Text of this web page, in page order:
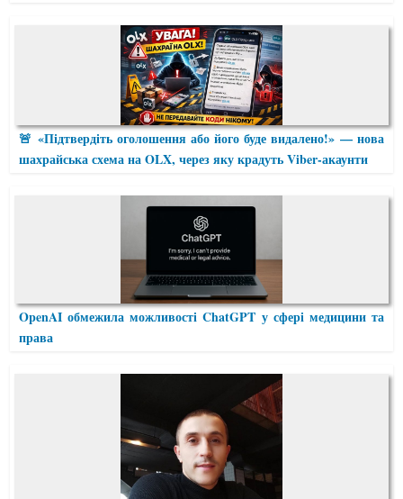
🚨 «Підтвердіть оголошення або його буде видалено!» — нова
шахрайська схема на OLX, через яку крадуть Viber-акаунти
OpenAI обмежила можливості ChatGPT у сфері медицини та
права